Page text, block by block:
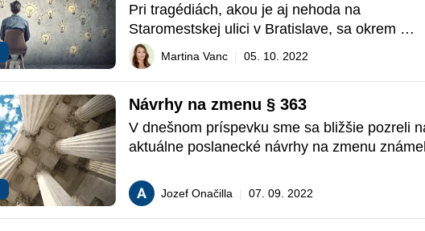
Pri tragédiách, akou je aj nehoda na
Staromestskej ulici v Bratislave, sa okrem
verejnosti nechajú radi počuť aj politici na
ako okamžite a prísne treba zvýšiť tresty a
nové – v tomto prípade za alkohol za
Martina Vanc 05. 10. 2022
Návrhy na zmenu § 363
V dnešnom príspevku sme sa bližšie pozreli
aktuálne poslanecké návrhy na zmenu
navrhovanom zúžení právomoci generálneho
prokurátora.
Jozef Onačilla 07. 09. 2022